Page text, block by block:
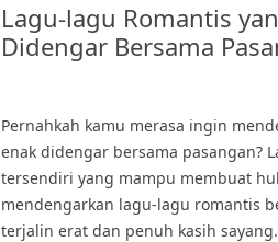
Lagu-lagu Romantis
Didengar Bersama
Pernahkah kamu merasa ingin
enak didengar bersama pasangan?
tersendiri yang mampu membuat
mendengarkan lagu-lagu romantis
terjalin erat dan penuh kasih sayang.